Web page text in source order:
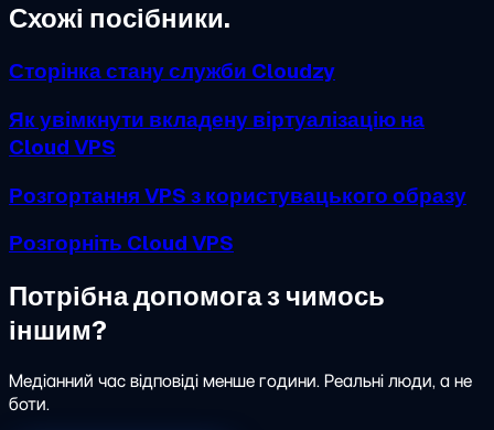
Схожі посібники.
Сторінка стану служби Cloudzy
Як увімкнути вкладену віртуалізацію на
Cloud VPS
Розгортання VPS з користувацького образу
Розгорніть Cloud VPS
Потрібна допомога з чимось
іншим?
Медіанний час відповіді менше години. Реальні люди, а не
боти.